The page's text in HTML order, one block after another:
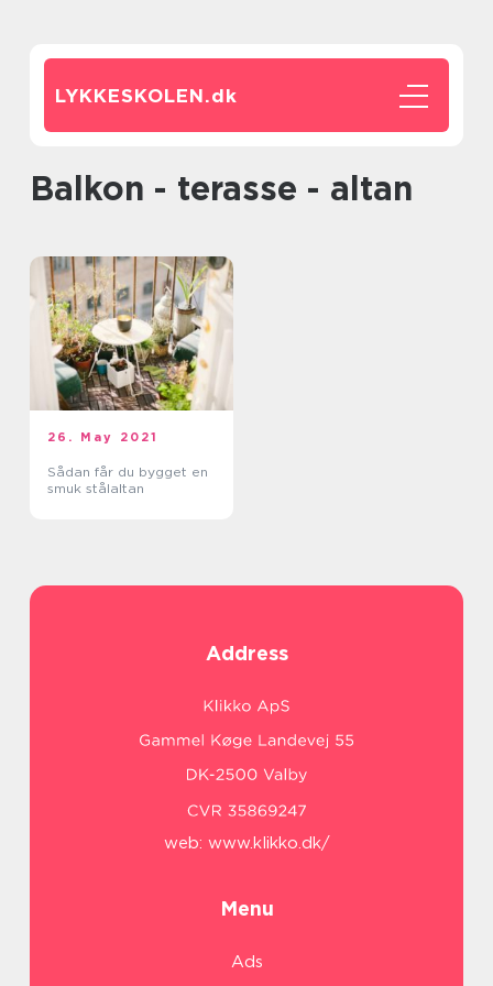
LYKKESKOLEN.dk
balkon - terasse - altan
26. May 2021
Sådan får du bygget en
smuk stålaltan
Address
web: www.klikko.dk/
Menu
Ads